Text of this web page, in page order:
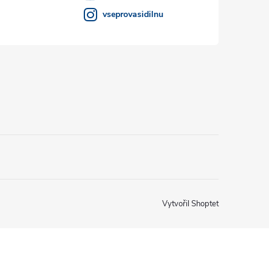
vseprovasidilnu
Vytvořil Shoptet